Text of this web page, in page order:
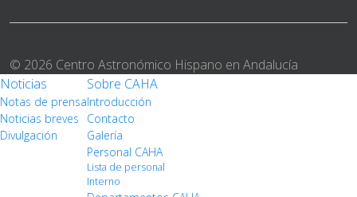
© 2026 Centro Astronómico Hispano en Andalucía
Noticias
Notas de prensa
Noticias breves
Divulgación
Sobre CAHA
Introducción
Contacto
Galería
Personal CAHA
Lista de personal
Interno